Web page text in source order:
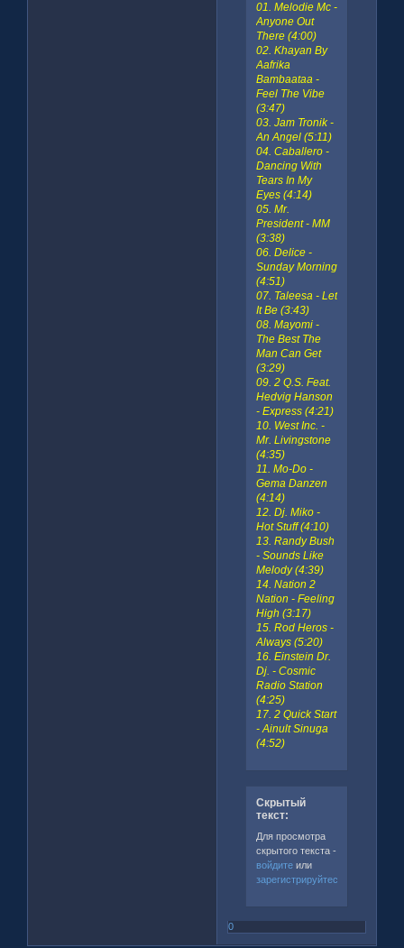
01. Melodie Mc -
Anyone Out
There (4:00)
02. Khayan By
Aafrika
Bambaataa -
Feel The Vibe
(3:47)
03. Jam Tronik -
An Angel (5:11)
04. Caballero -
Dancing With
Tears In My
Eyes (4:14)
05. Mr.
President - MM
(3:38)
06. Delice -
Sunday Morning
(4:51)
07. Taleesa - Let
It Be (3:43)
08. Mayomi -
The Best The
Man Can Get
(3:29)
09. 2 Q.S. Feat.
Hedvig Hanson
- Express (4:21)
10. West Inc. -
Mr. Livingstone
(4:35)
11. Mo-Do -
Gema Danzen
(4:14)
12. Dj. Miko -
Hot Stuff (4:10)
13. Randy Bush
- Sounds Like
Melody (4:39)
14. Nation 2
Nation - Feeling
High (3:17)
15. Rod Heros -
Always (5:20)
16. Einstein Dr.
Dj. - Cosmic
Radio Station
(4:25)
17. 2 Quick Start
- Ainult Sinuga
(4:52)
Скрытый
текст:
Для просмотра
скрытого текста -
войдитеили
зарегистрируйтесь
0